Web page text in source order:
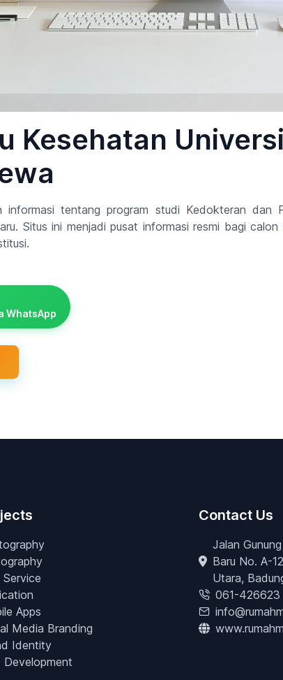
Kesehatan
informasi tentang program studi Kedokteran dan
Situs ini menjadi pusat informasi resmi bagi calon
WhatsApp
Service
Apps
Media Branding
Identity
Development
Contact Us
Jalan
Baru No. A-
Utara,
061-426623